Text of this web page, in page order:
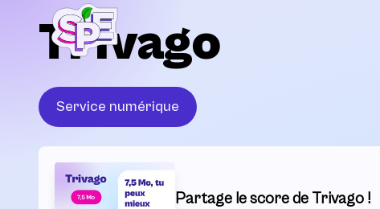
Trivago
Service numérique
Partage le score de Trivago !